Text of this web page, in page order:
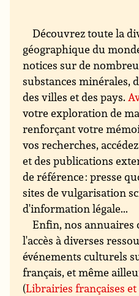
Découvrez toute la
géographique du
notices sur de
substances minérales,
des villes et des pays.
votre exploration de
renforçant votre
vos recherches,
et des publications
de référence : presse
sites de vulgarisation
d'information légale...
Enfin, nos
l'accès à diverses
événements culturels
français, et même
(Librairies françaises